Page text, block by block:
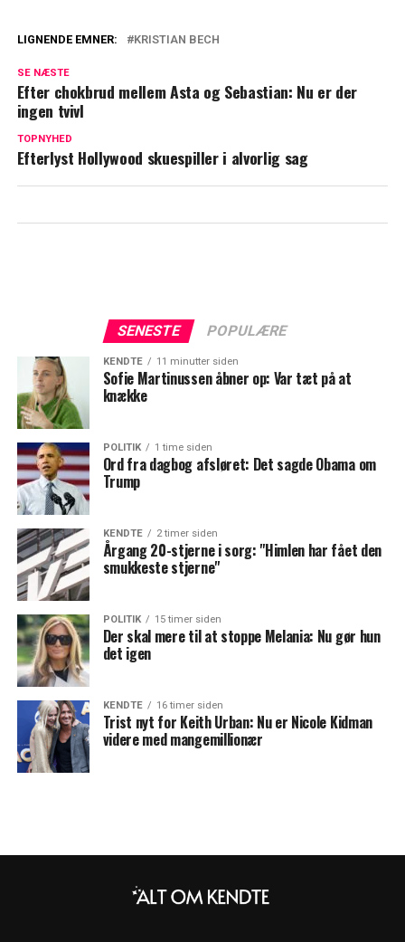
optagelserne
Så meget tjener Mascha Vang hver måned
LIGNENDE EMNER: KRISTIAN BECH
SE NÆSTE
Efter chokbrud mellem Asta og Sebastian: Nu er der
ingen tvivl
TOPNYHED
Efterlyst Hollywood skuespiller i alvorlig sag
SENESTE POPULÆRE
KENDTE 11 minutter siden
Sofie Martinussen åbner op: Var tæt på at
knække
POLITIK 1 time siden
Ord fra dagbog afsløret: Det sagde Obama om
Trump
KENDTE 2 timer siden
Årgang 20-stjerne i sorg: "Himlen har fået den
smukkeste stjerne"
POLITIK 15 timer siden
Der skal mere til at stoppe Melania: Nu gør hun
det igen
KENDTE 16 timer siden
Trist nyt for Keith Urban: Nu er Nicole Kidman
videre med mangemillionær